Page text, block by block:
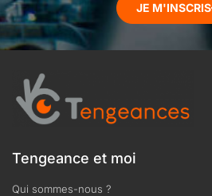
JE M'INSCRIS
Tengeance et moi
Qui sommes-nous ?